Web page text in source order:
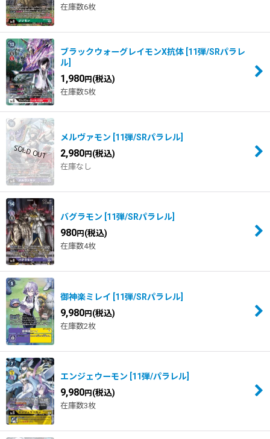
在庫数6枚
ブラックウォーグレイモンX抗体 11弾/SRパラレ
ル
1,980円 (税込)
在庫数5枚
メルヴァモン 11弾/SRパラレル
2,980円 (税込)
在庫なし
バグラモン 11弾/SRパラレル
980円 (税込)
在庫数4枚
御神楽ミレイ 11弾/SRパラレル
9,980円 (税込)
在庫数2枚
エンジェウーモン 11弾/パラレル
9,980円 (税込)
在庫数3枚